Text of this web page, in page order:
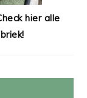
hier alle